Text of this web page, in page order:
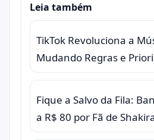
Leia também
TikTok Revoluciona a
Mudando Regras e
Fique a Salvo da Fila:
a R$ 80 por Fã de